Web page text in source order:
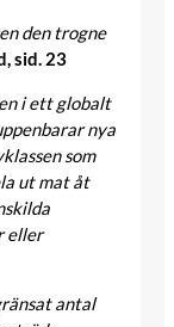
den trogne
sid. 23
i ett globalt
nya
som
ut mat åt
eller
antal